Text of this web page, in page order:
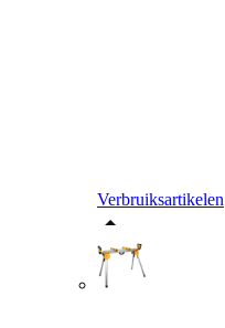
Verbruiksartikelen